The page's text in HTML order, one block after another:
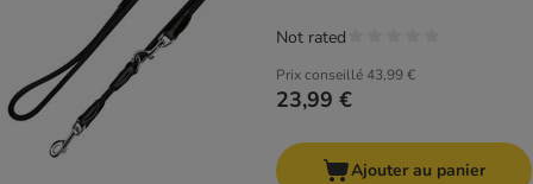
Prix conseillé43,99 €
23,99 €
Not rated
Ajouter au panier